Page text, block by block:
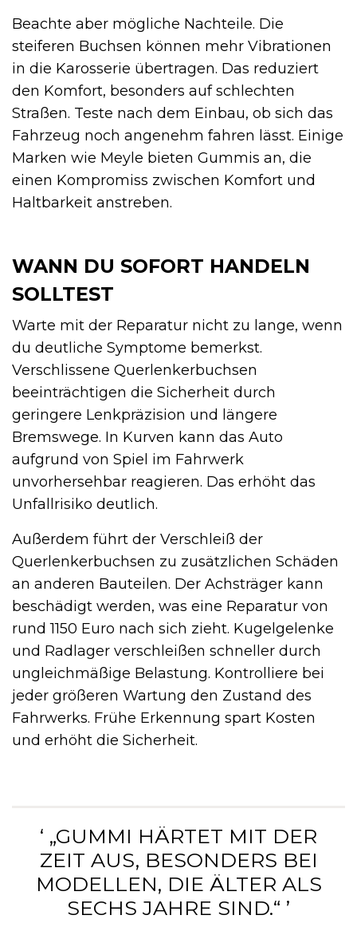
Beachte aber mögliche Nachteile. Die
steiferen Buchsen können mehr Vibrationen
in die Karosserie übertragen. Das reduziert
den Komfort, besonders auf schlechten
Straßen. Teste nach dem Einbau, ob sich das
Fahrzeug noch angenehm fahren lässt. Einige
Marken wie Meyle bieten Gummis an, die
einen Kompromiss zwischen Komfort und
Haltbarkeit anstreben.
WANN DU SOFORT HANDELN
SOLLTEST
Warte mit der Reparatur nicht zu lange, wenn
du deutliche Symptome bemerkst.
Verschlissene Querlenkerbuchsen
beeinträchtigen die Sicherheit durch
geringere Lenkpräzision und längere
Bremswege. In Kurven kann das Auto
aufgrund von Spiel im Fahrwerk
unvorhersehbar reagieren. Das erhöht das
Unfallrisiko deutlich.
Außerdem führt der Verschleiß der
Querlenkerbuchsen zu zusätzlichen Schäden
an anderen Bauteilen. Der Achsträger kann
beschädigt werden, was eine Reparatur von
rund 1150 Euro nach sich zieht. Kugelgelenke
und Radlager verschleißen schneller durch
ungleichmäßige Belastung. Kontrolliere bei
jeder größeren Wartung den Zustand des
Fahrwerks. Frühe Erkennung spart Kosten
und erhöht die Sicherheit.
‘ „GUMMI HÄRTET MIT DER
ZEIT AUS, BESONDERS BEI
MODELLEN, DIE ÄLTER ALS
SECHS JAHRE SIND.“ ’